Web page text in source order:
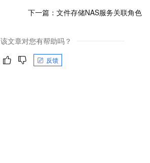
下一篇： 文件存储NAS服务关联角色
该文章对您有帮助吗？
反馈